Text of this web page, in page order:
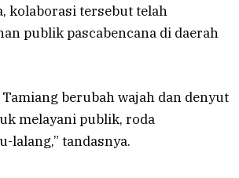
kolaborasi tersebut telah
publik pascabencana di daerah
berubah wajah dan denyut
melayani publik, roda
lalang,” tandasnya.